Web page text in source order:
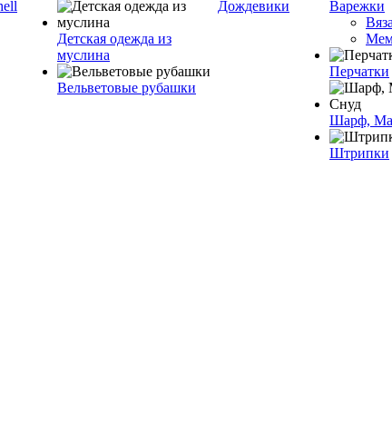
Детская одежда из
муслина
Вельветовые рубашки
Дождевики
Варежки
Перчатки
Шарф,
Штрипки